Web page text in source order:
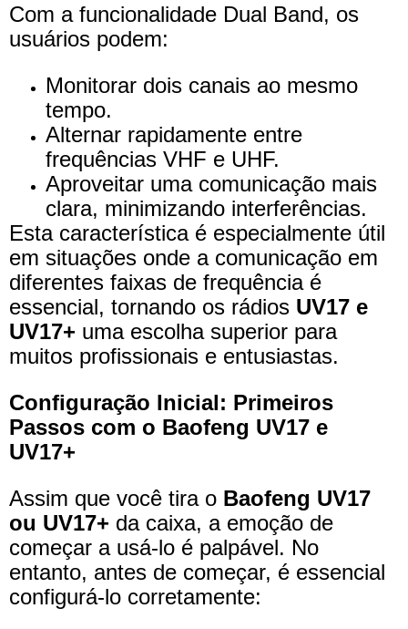
Com a funcionalidade Dual Band, os
usuários podem:
Monitorar dois canais ao mesmo
tempo.
Alternar rapidamente entre
frequências VHF e UHF.
Aproveitar uma comunicação mais
clara, minimizando interferências.
Esta característica é especialmente útil
em situações onde a comunicação em
diferentes faixas de frequência é
essencial, tornando os rádios UV17 e
UV17+ uma escolha superior para
muitos profissionais e entusiastas.
Configuração Inicial: Primeiros
Passos com o Baofeng UV17 e
UV17+
Assim que você tira o Baofeng UV17
ou UV17+ da caixa, a emoção de
começar a usá-lo é palpável. No
entanto, antes de começar, é essencial
configurá-lo corretamente: